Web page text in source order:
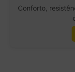
Conforto,